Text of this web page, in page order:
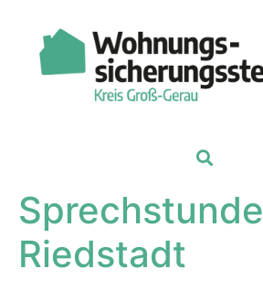
Sprechstunde
Riedstadt